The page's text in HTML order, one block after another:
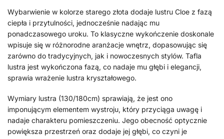
Wybarwienie w kolorze starego złota dodaje lustru Cloe z fazą
ciepła i przytulności, jednocześnie nadając mu
ponadczasowego uroku. To klasyczne wykończenie doskonale
wpisuje się w różnorodne aranżacje wnętrz, dopasowując się
zarówno do tradycyjnych, jak i nowoczesnych stylów. Tafla
lustra jest wykończona fazą, co nadaje mu głębi i elegancji,
sprawia wrażenie lustra kryształowego.
Wymiary lustra (130/180cm) sprawiają, że jest ono
imponującym elementem wystroju, który przyciąga uwagę i
nadaje charakteru pomieszczeniu. Jego obecność optycznie
powiększa przestrzeń oraz dodaje jej głębi, co czyni je